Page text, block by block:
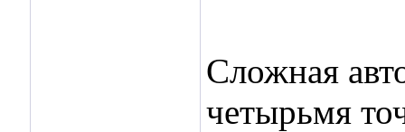
Сложная
четырьмя